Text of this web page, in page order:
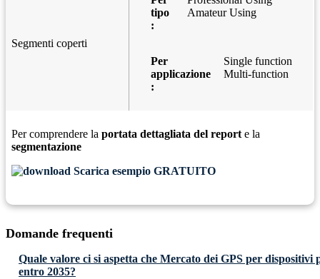
Segmenti coperti
tipo
:
Amateur Using
Per
applicazione
:
Single function
Multi-function
Per comprendere la portata dettagliata del report e la
segmentazione
Scarica esempio GRATUITO
Domande frequenti
Quale valore ci si aspetta che Mercato dei GPS per
entro 2035?